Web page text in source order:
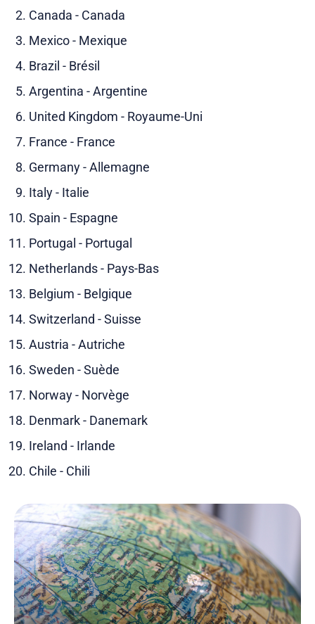
Canada - Canada
Mexico - Mexique
Brazil - Brésil
Argentina - Argentine
United Kingdom - Royaume-Uni
France - France
Germany - Allemagne
Italy - Italie
Spain - Espagne
Portugal - Portugal
Netherlands - Pays-Bas
Belgium - Belgique
Switzerland - Suisse
Austria - Autriche
Sweden - Suède
Norway - Norvège
Denmark - Danemark
Ireland - Irlande
Chile - Chili